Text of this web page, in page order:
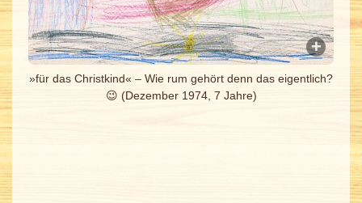
»für das Christkind« – Wie rum gehört denn das eigentlich?
😉 (Dezember 1974, 7 Jahre)